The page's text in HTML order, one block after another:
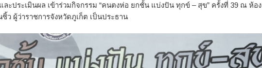
ะประเมินผล เข้าร่วมกิจกรรม “คนตงห่อ ยกชั้น แบ่งปัน ทุกข์ – สุข” ครั้งที่ 39 ณ ห้อง
ผู้ว่าราชการจังหวัดภูเก็ต เป็นประธาน